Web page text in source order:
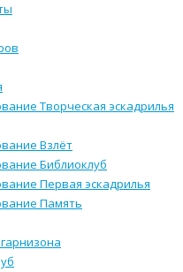
Творческая эскадрилья
Взлёт
Библиоклуб
Первая эскадрилья
Память